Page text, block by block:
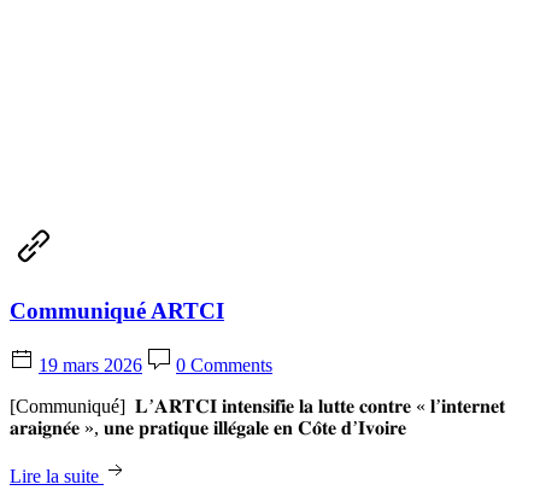
Communiqué ARTCI
19 mars 2026
0 Comments
[Communiqué] 𝐋’𝐀𝐑𝐓𝐂𝐈 𝐢𝐧𝐭𝐞𝐧𝐬𝐢𝐟𝐢𝐞 𝐥𝐚 𝐥𝐮𝐭𝐭𝐞 𝐜𝐨𝐧𝐭𝐫𝐞 « 𝐥’𝐢𝐧𝐭𝐞𝐫𝐧𝐞𝐭
𝐚𝐫𝐚𝐢𝐠𝐧𝐞́𝐞 », 𝐮𝐧𝐞 𝐩𝐫𝐚𝐭𝐢𝐪𝐮𝐞 𝐢𝐥𝐥𝐞́𝐠𝐚𝐥𝐞 𝐞𝐧 𝐂𝐨̂𝐭𝐞 𝐝’𝐈𝐯𝐨𝐢𝐫𝐞
Lire la suite